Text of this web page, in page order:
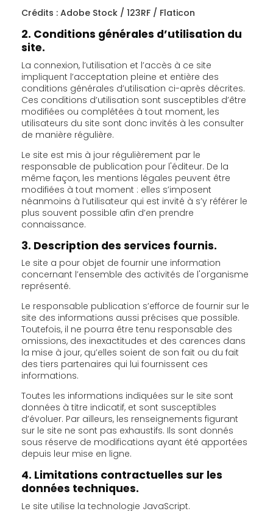
Crédits : Adobe Stock / 123RF / Flaticon
2. Conditions générales d’utilisation du
site.
La connexion, l’utilisation et l’accès à ce site
impliquent l’acceptation pleine et entière des
conditions générales d’utilisation ci-après décrites.
Ces conditions d’utilisation sont susceptibles d’être
modifiées ou complétées à tout moment, les
utilisateurs du site sont donc invités à les consulter
de manière régulière.
Le site est mis à jour régulièrement par le
responsable de publication pour l'éditeur. De la
même façon, les mentions légales peuvent être
modifiées à tout moment : elles s’imposent
néanmoins à l’utilisateur qui est invité à s’y référer le
plus souvent possible afin d’en prendre
connaissance.
3. Description des services fournis.
Le site a pour objet de fournir une information
concernant l’ensemble des activités de l'organisme
représenté.
Le responsable publication s’efforce de fournir sur le
site des informations aussi précises que possible.
Toutefois, il ne pourra être tenu responsable des
omissions, des inexactitudes et des carences dans
la mise à jour, qu’elles soient de son fait ou du fait
des tiers partenaires qui lui fournissent ces
informations.
Toutes les informations indiquées sur le site sont
données à titre indicatif, et sont susceptibles
d’évoluer. Par ailleurs, les renseignements figurant
sur le site ne sont pas exhaustifs. Ils sont donnés
sous réserve de modifications ayant été apportées
depuis leur mise en ligne.
4. Limitations contractuelles sur les
données techniques.
Le site utilise la technologie JavaScript.